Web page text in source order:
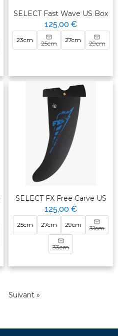
SELECT Fast Wave US Box
125,00 €
23cm 25cm 27cm 29cm
SELECT FX Free Carve US
125,00 €
25cm 27cm 29cm 31cm
33cm
Suivant »